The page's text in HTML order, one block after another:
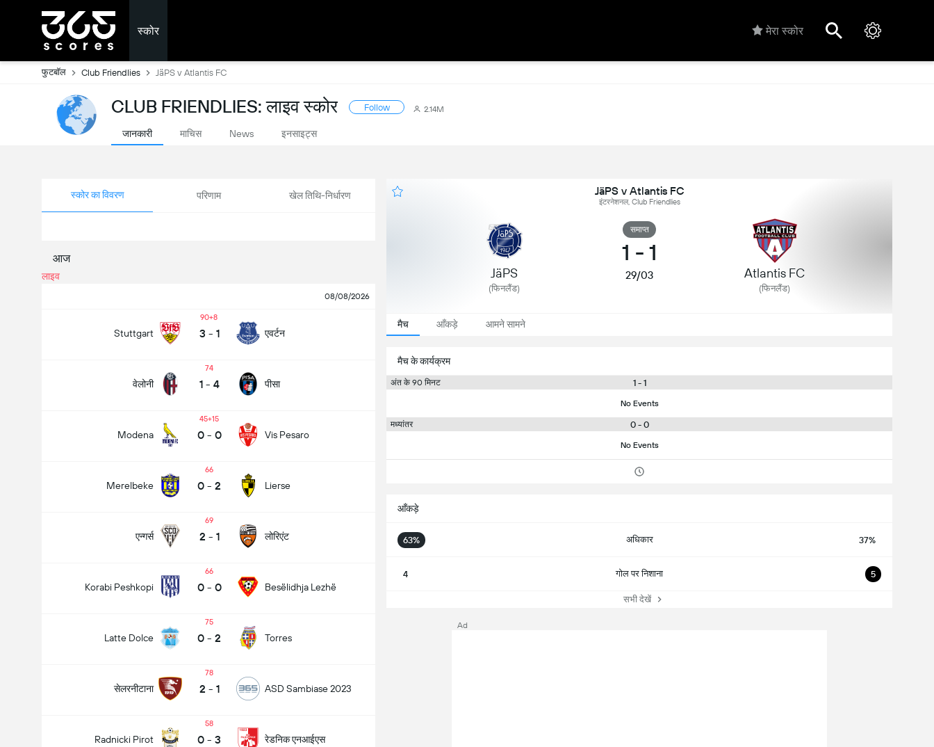
स्कोर मेरा स्कोर
फुटबॉल Club Friendlies JäPS v Atlantis FC
CLUB FRIENDLIES: लाइव स्कोर Follow 2.14M
जानकारी माचिस News इनसाइट्स
स्कोर का विवरण परिणाम खेल तिथि-निर्धारण
आज
लाइव
08/08/2026
Stuttgart
90+8
3 - 1 एवर्टन
वेलोनी
74
1 - 4 पीसा
Modena
45+15
0 - 0 Vis Pesaro
Merelbeke
66
0 - 2 Lierse
एन्गर्स
69
2 - 1 लोरिएंट
Korabi Peshkopi
66
0 - 0 Besëlidhja Lezhë
Latte Dolce
75
0 - 2 Torres
सेलरनीटाना
78
2 - 1 ASD Sambiase 2023
Radnicki Pirot
58
0 - 3 रेडनिक एनआईएस
JäPS v Atlantis FC
इंटरनेशनल, Club Friendlies
JäPS
(फिनलैंड)
समाप्त
1 - 1
29/03 Atlantis FC
(फिनलैंड)
मैच आँकड़े आमने सामने
मैच के कार्यक्रम
अंत के 90 मिनट 1 - 1
No Events
मध्यांतर 0 - 0
No Events
आँकड़े
63% अधिकार 37%
4 गोल पर निशाना 5
सभी देखें
Ad